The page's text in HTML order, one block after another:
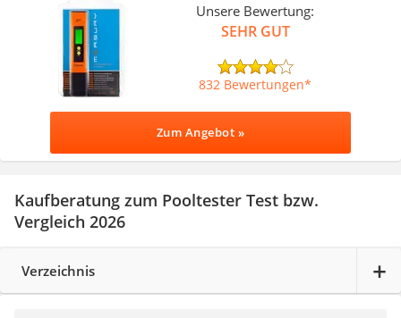
Unsere Bewertung:
SEHR GUT
832 Bewertungen
Zum Angebot »
Kaufberatung zum Pooltester Test bzw.
Vergleich 2026
Verzeichnis